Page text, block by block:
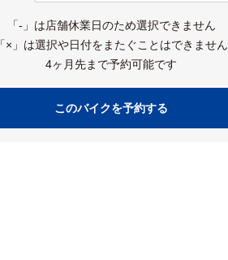
「-」は店舗休業日のため選択できません
「×」は選択や日付をまたぐことはできません
4ヶ月先まで予約可能です
このバイクを予約する